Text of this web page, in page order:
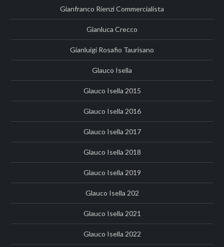
Gianfranco Rienzi Commercialista
Gianluca Crecco
Gianluigi Rosafio Taurisano
Glauco Isella
Glauco Isella 2015
Glauco Isella 2016
Glauco Isella 2017
Glauco Isella 2018
Glauco Isella 2019
Glauco Isella 202
Glauco Isella 2021
Glauco Isella 2022